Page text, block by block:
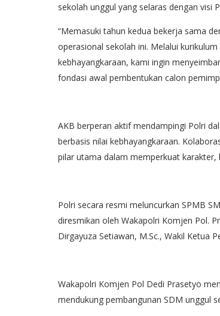
sekolah unggul yang selaras dengan visi
“Memasuki tahun kedua bekerja sama
operasional sekolah ini. Melalui
kebhayangkaraan, kami ingin
fondasi awal pembentukan calon
AKB berperan aktif mendampingi Polri
berbasis nilai kebhayangkaraan.
pilar utama dalam memperkuat karakter,
Polri secara resmi meluncurkan SPMB
diresmikan oleh Wakapolri Komjen Pol.
Dirgayuza Setiawan, M.Sc., Wakil Ketua
Wakapolri Komjen Pol Dedi Prasetyo
mendukung pembangunan SDM unggul